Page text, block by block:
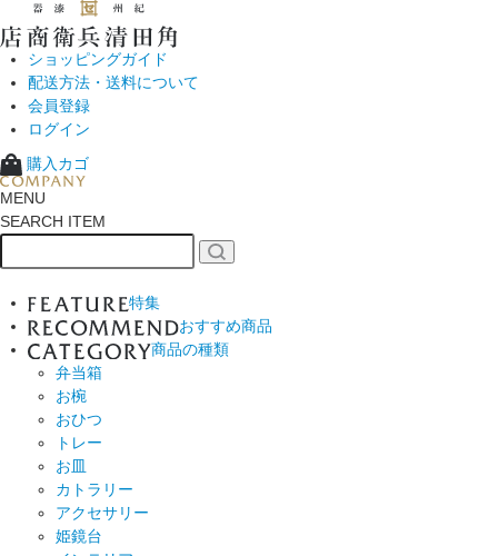
ショッピングガイド
配送方法・送料について
会員登録
ログイン
購入カゴ
MENU
SEARCH ITEM
特集
おすすめ商品
商品の種類
弁当箱
お椀
おひつ
トレー
お皿
カトラリー
アクセサリー
姫鏡台